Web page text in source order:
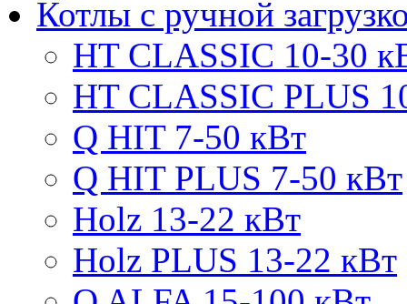
Котлы с ручной
HT CLASSIC 10-30
HT CLASSIC PLUS
Q HIT 7-50 кВт
Q HIT PLUS 7-50 кВт
Holz 13-22 кВт
Holz PLUS 13-22 кВт